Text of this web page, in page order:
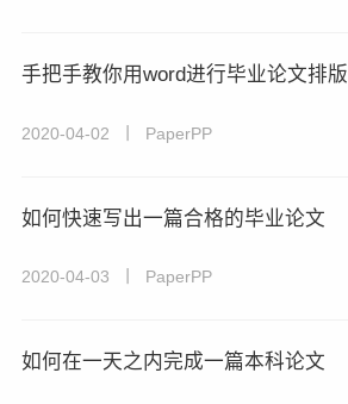
手把手教你用word进行毕业论文排版
2020-04-02 丨 PaperPP
如何快速写出一篇合格的毕业论文
2020-04-03 丨 PaperPP
如何在一天之内完成一篇本科论文